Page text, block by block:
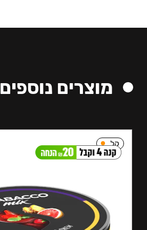
מוצרים נוספים
קל